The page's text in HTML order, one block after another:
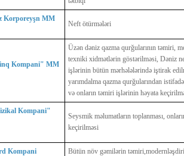
Korporeyşn MM
Neft ötürmələri
Kompani" MM
Üzən dəniz qazma qurğularının təmiri,
texniki xidmətlərin göstərilməsi, Dəniz
işlərinin bütün mərhələlərində iştirak
yarımdalma qazma qurğularından
və onların təmiri işlərinin həyata
Kompani"
Seysmik məlumatların toplanması,
keçirilməsi
Kompani
Bütün növ gəmilərin